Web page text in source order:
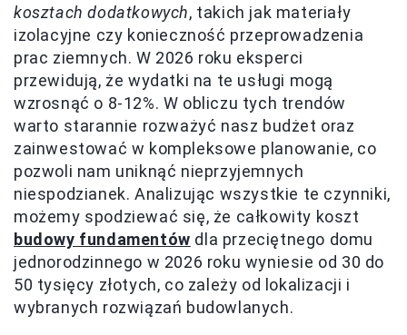
kosztach dodatkowych, takich jak materiały
izolacyjne czy konieczność przeprowadzenia
prac ziemnych. W 2026 roku eksperci
przewidują, że wydatki na te usługi mogą
wzrosnąć o 8-12%. W obliczu tych trendów
warto starannie rozważyć nasz budżet oraz
zainwestować w kompleksowe planowanie, co
pozwoli nam uniknąć nieprzyjemnych
niespodzianek. Analizując wszystkie te czynniki,
możemy spodziewać się, że całkowity koszt
budowy fundamentów dla przeciętnego domu
jednorodzinnego w 2026 roku wyniesie od 30 do
50 tysięcy złotych, co zależy od lokalizacji i
wybranych rozwiązań budowlanych.